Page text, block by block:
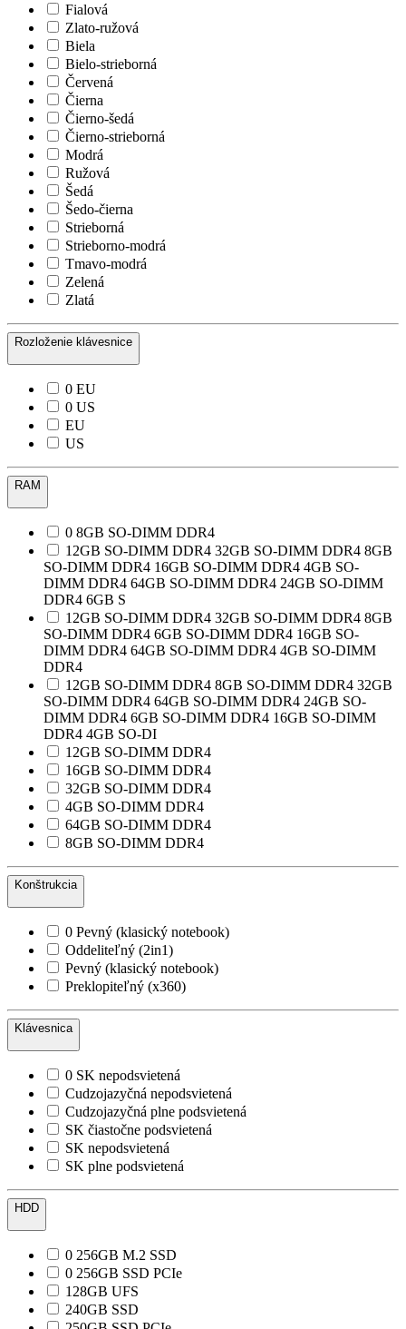
Fialová
Zlato-ružová
Biela
Bielo-strieborná
Červená
Čierna
Čierno-šedá
Čierno-strieborná
Modrá
Ružová
Šedá
Šedo-čierna
Strieborná
Strieborno-modrá
Tmavo-modrá
Zelená
Zlatá
Rozloženie klávesnice
0 EU
0 US
EU
US
RAM
0 8GB SO-DIMM DDR4
12GB SO-DIMM DDR4 32GB SO-DIMM DDR4 8GB
SO-DIMM DDR4 16GB SO-DIMM DDR4 4GB SO-
DIMM DDR4 64GB SO-DIMM DDR4 24GB SO-DIMM
DDR4 6GB S
12GB SO-DIMM DDR4 32GB SO-DIMM DDR4 8GB
SO-DIMM DDR4 6GB SO-DIMM DDR4 16GB SO-
DIMM DDR4 64GB SO-DIMM DDR4 4GB SO-DIMM
DDR4
12GB SO-DIMM DDR4 8GB SO-DIMM DDR4 32GB
SO-DIMM DDR4 64GB SO-DIMM DDR4 24GB SO-
DIMM DDR4 6GB SO-DIMM DDR4 16GB SO-DIMM
DDR4 4GB SO-DI
12GB SO-DIMM DDR4
16GB SO-DIMM DDR4
32GB SO-DIMM DDR4
4GB SO-DIMM DDR4
64GB SO-DIMM DDR4
8GB SO-DIMM DDR4
Konštrukcia
0 Pevný (klasický notebook)
Oddeliteľný (2in1)
Pevný (klasický notebook)
Preklopiteľný (x360)
Klávesnica
0 SK nepodsvietená
Cudzojazyčná nepodsvietená
Cudzojazyčná plne podsvietená
SK čiastočne podsvietená
SK nepodsvietená
SK plne podsvietená
HDD
0 256GB M.2 SSD
0 256GB SSD PCIe
128GB UFS
240GB SSD